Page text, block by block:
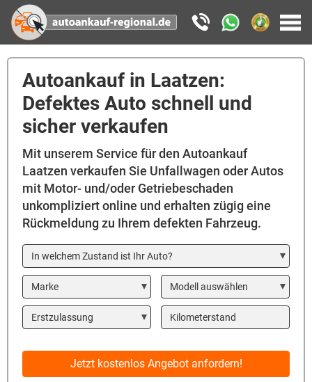
Autoankauf in Laatzen:
Defektes Auto schnell und
sicher verkaufen
Mit unserem Service für den Autoankauf
Laatzen verkaufen Sie Unfallwagen oder Autos
mit Motor- und/oder Getriebeschaden
unkompliziert online und erhalten zügig eine
Rückmeldung zu Ihrem defekten Fahrzeug.
In welchem Zustand ist Ihr Auto?
Marke Modell
Year Kilometerstand
Jetzt kostenlos Angebot anfordern!